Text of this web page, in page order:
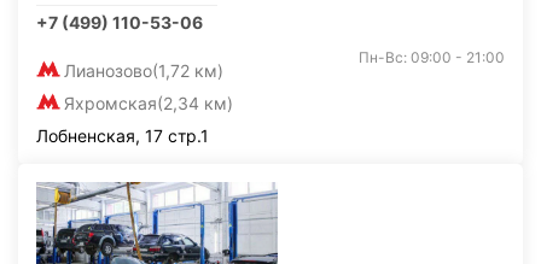
+7 (499) 110-53-06
Лианозово(1,72 км)
Яхромская(2,34 км)
Пн-Вс: 09:00 - 21:00
Лобненская, 17 стр.1